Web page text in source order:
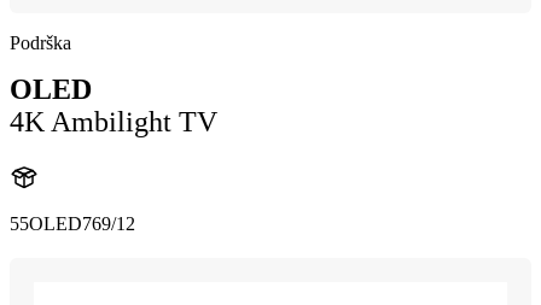
Podrška
OLED
4K Ambilight TV
55OLED769/12